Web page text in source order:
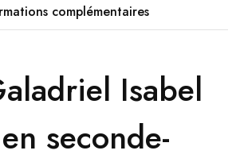
complémentaires
Isabel
seconde-